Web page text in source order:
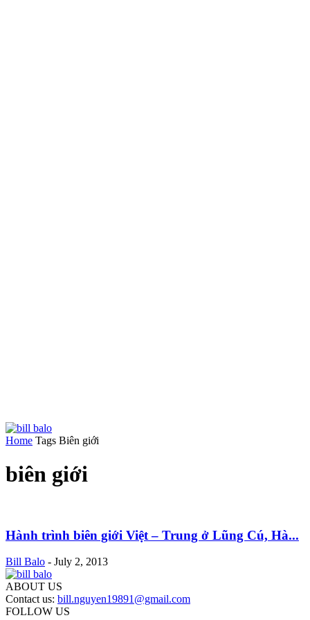
Home Tags Biên giới
biên giới
Hành trình biên giới Việt – Trung ở Lũng Cú, Hà...
Bill Balo - July 2, 2013
ABOUT US
Contact us: bill.nguyen19891@gmail.com
FOLLOW US